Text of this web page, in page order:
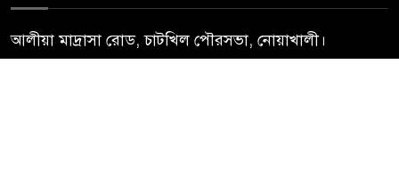
আলীয়া মাদ্রাসা রোড, চাটখিল পৌরসভা, নোয়াখালী।